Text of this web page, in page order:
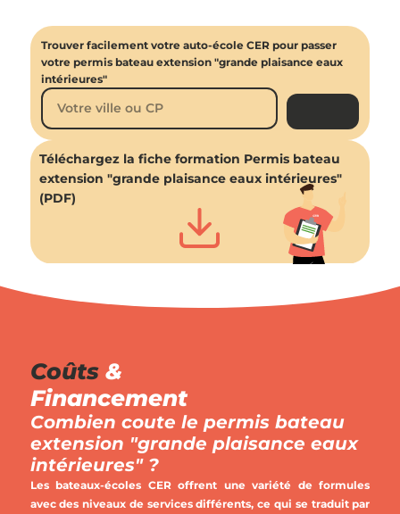
Trouver facilement votre auto-école CER pour passer
votre permis bateau extension "grande plaisance eaux
intérieures"
Téléchargez la fiche formation Permis bateau
extension "grande plaisance eaux intérieures"
(PDF)
Coûts &
Financement
Combien coute le permis bateau
extension "grande plaisance eaux
intérieures" ?
Les bateaux-écoles CER offrent une variété de formules
avec des niveaux de services différents, ce qui se traduit par